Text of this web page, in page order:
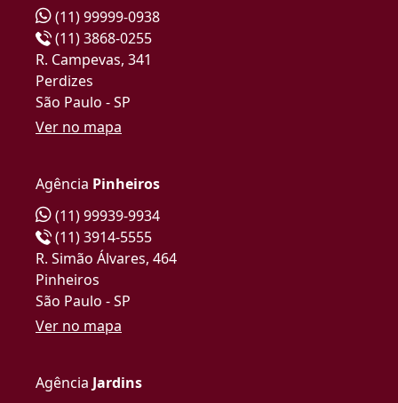
(11) 99999-0938
(11) 3868-0255
R. Campevas, 341
Perdizes
São Paulo - SP
Ver no mapa
Agência Pinheiros
(11) 99939-9934
(11) 3914-5555
R. Simão Álvares, 464
Pinheiros
São Paulo - SP
Ver no mapa
Agência Jardins